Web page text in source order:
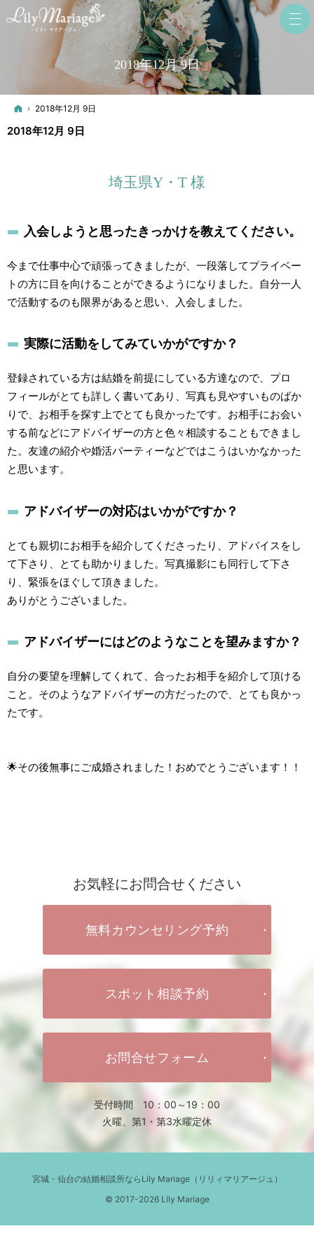
2018年12月 9日
ホーム
2018年12月 9日
2018年12月 9日
埼玉県Y・T 様
入会しようと思ったきっかけを教えてください。
今まで仕事中心で頑張ってきましたが、一段落してプライベー
トの方に目を向けることができるようになりました。自分一人
で活動するのも限界があると思い、入会しました。
実際に活動をしてみていかがですか？
登録されている方は結婚を前提にしている方達なので、プロ
フィールがとても詳しく書いてあり、写真も見やすいものばか
りで、お相手を探す上でとても良かったです。お相手にお会い
する前などにアドバイザーの方と色々相談することもできまし
た。友達の紹介や婚活パーティーなどではこうはいかなかった
と思います。
アドバイザーの対応はいかがですか？
とても親切にお相手を紹介してくださったり、アドバイスをし
て下さり、とても助かりました。写真撮影にも同行して下さ
り、緊張をほぐして頂きました。
ありがとうございました。
アドバイザーにはどのようなことを望みますか？
自分の要望を理解してくれて、合ったお相手を紹介して頂ける
こと。そのようなアドバイザーの方だったので、とても良かっ
たです。
🌟その後無事にご成婚されました！おめでとうございます！！
お気軽にお問合せください
無料カウンセリング予約
スポット相談予約
お問合せフォーム
受付時間 10：00～19：00
火曜、第1・第3水曜定休
© 2017-2026 Lily Mariage
宮城・仙台の結婚相談所ならLily Mariage（リリィマリアージュ）